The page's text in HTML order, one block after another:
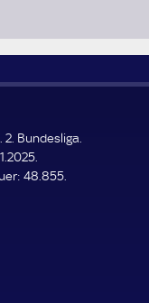
Bundesliga.
Z
48.855.